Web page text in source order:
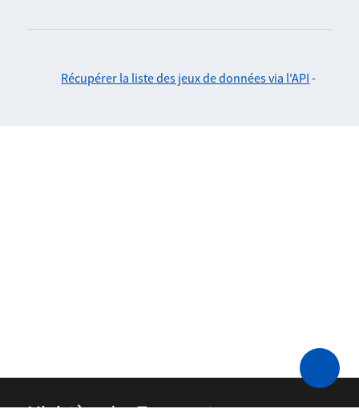
Récupérer la liste des jeux de données via l'API -